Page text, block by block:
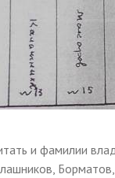
и фамилии